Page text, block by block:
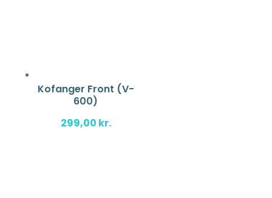
Kofanger Front (V-
600)
299,00 kr.